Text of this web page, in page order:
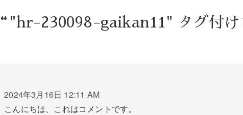
230098-gaikan11" タグ付け
2024年3月16日 12:11 AM
こんにちは、これはコメントです。